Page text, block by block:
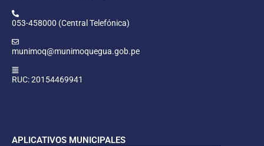
053-458000 (Central Telefónica)
munimoq@munimoquegua.gob.pe
RUC: 20154469941
APLICATIVOS MUNICIPALES